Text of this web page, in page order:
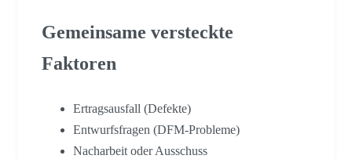
Gemeinsame versteckte
Faktoren
Ertragsausfall (Defekte)
Entwurfsfragen (DFM-Probleme)
Nacharbeit oder Ausschuss